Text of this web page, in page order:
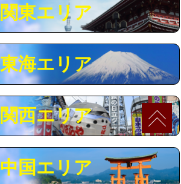
未満） 55,000円
以上） 66,000円
厚さ10㎝まで） 27,500円
厚さ10㎝超え） 38,500円
10㎝まで） 27,500円
16,500円
関東エリア
東海エリア
関西エリア
中国エリア